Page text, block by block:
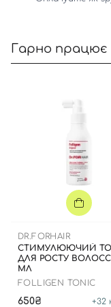
Гарно
DR.FORHAIR
СТИМУЛЮЮЧИЙ
ДЛЯ РОСТУ
МЛ
FOLLIGEN TONIC
650₴ +32
Номер
Відправляючи
приймаєте умови